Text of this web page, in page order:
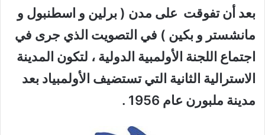
بعد أن تفوقت على مدن ( برلين و اسطنبول و
مانشستر و بكين ) في التصويت الذي جرى في
اجتماع اللجنة الأولمبية الدولية ، لتكون المدينة
الاسترالية الثانية التي تستضيف الأولمبياد بعد
مدينة ملبورن عام 1956 .